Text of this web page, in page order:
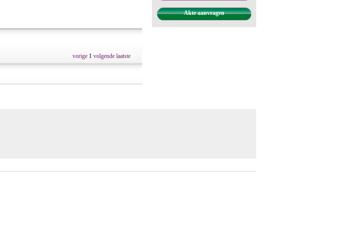
vorige 1 volgende laatste
Akte aanvragen